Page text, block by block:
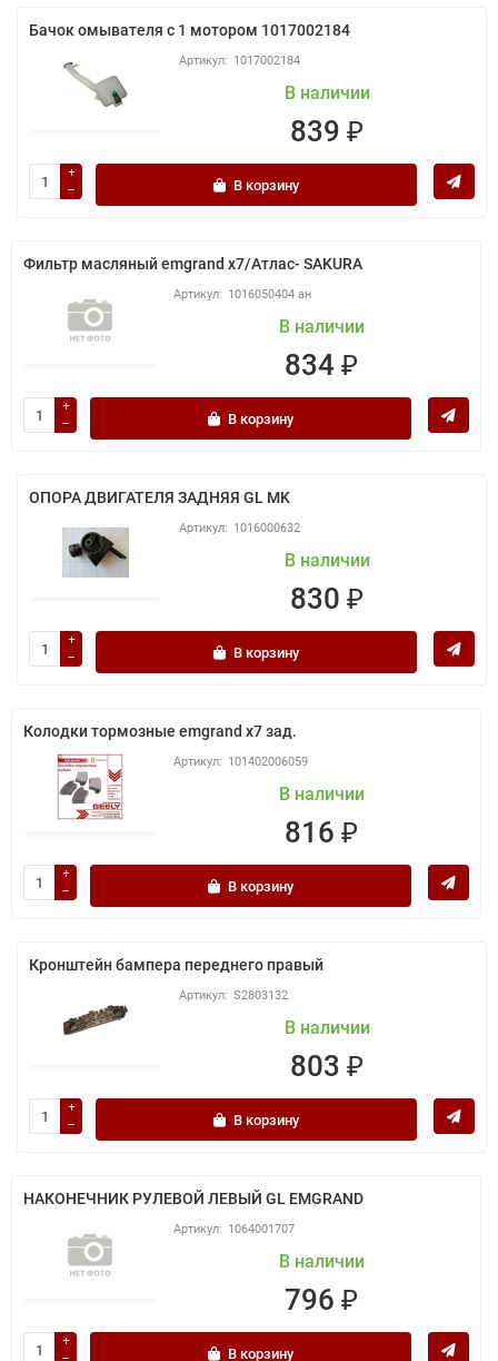
Бачок омывателя с 1 мотором 1017002184
1017002184
В наличии
839 ₽
В корзину
Фильтр масляный emgrand x7/Атлас- SAKURA
1016050404 ан
В наличии
834 ₽
В корзину
ОПОРА ДВИГАТЕЛЯ ЗАДНЯЯ GL MK
1016000632
В наличии
830 ₽
В корзину
Колодки тормозные emgrand x7 зад.
101402006059
В наличии
816 ₽
В корзину
Кронштейн бампера переднего правый
S2803132
В наличии
803 ₽
В корзину
НАКОНЕЧНИК РУЛЕВОЙ ЛЕВЫЙ GL EMGRAND
1064001707
В наличии
796 ₽
В корзину